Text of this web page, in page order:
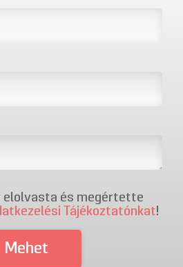
elolvasta és megértette
Tájékoztatónkat!